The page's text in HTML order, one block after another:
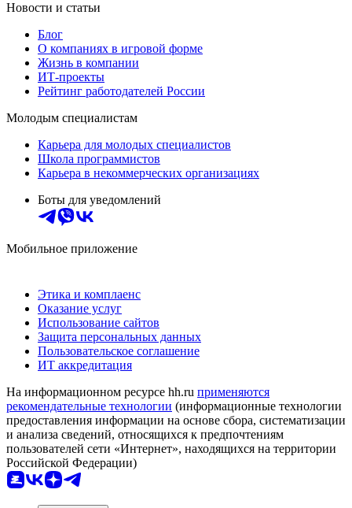
Новости и статьи
Блог
О компаниях в игровой форме
Жизнь в компании
ИТ-проекты
Рейтинг работодателей России
Молодым специалистам
Карьера для молодых специалистов
Школа программистов
Карьера в некоммерческих организациях
Боты для уведомлений
Мобильное приложение
Этика и комплаенс
Оказание услуг
Использование сайтов
Защита персональных данных
Пользовательское соглашение
ИТ аккредитация
На информационном ресурсе hh.ru применяются
рекомендательные технологии (информационные технологии
предоставления информации на основе сбора, систематизации
и анализа сведений, относящихся к предпочтениям
пользователей сети «Интернет», находящихся на территории
Российской Федерации)